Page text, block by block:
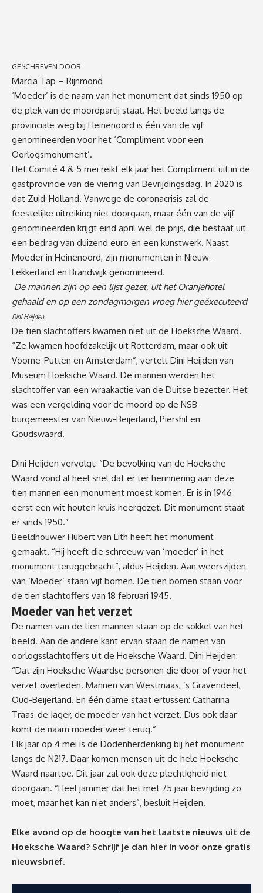
GESCHREVEN DOOR
Marcia Tap – Rijnmond
‘Moeder’ is de naam van het monument dat sinds 1950 op
de plek van de moordpartij staat. Het beeld langs de
provinciale weg bij Heinenoord is één van de vijf
genomineerden voor het ‘Compliment voor een
Oorlogsmonument’.
Het Comité 4 & 5 mei reikt elk jaar het Compliment uit in de
gastprovincie van de viering van Bevrijdingsdag. In 2020 is
dat Zuid-Holland. Vanwege de coronacrisis zal de
feestelijke uitreiking niet doorgaan, maar één van de vijf
genomineerden krijgt eind april wel de prijs, die bestaat uit
een bedrag van duizend euro en een kunstwerk. Naast
Moeder in Heinenoord, zijn monumenten in Nieuw-
Lekkerland en Brandwijk genomineerd.
De mannen zijn op een lijst gezet, uit het Oranjehotel
gehaald en op een zondagmorgen vroeg hier geëxecuteerd
Dini Heijden
De tien slachtoffers kwamen niet uit de Hoeksche Waard.
“Ze kwamen hoofdzakelijk uit Rotterdam, maar ook uit
Voorne-Putten en Amsterdam”, vertelt Dini Heijden van
Museum Hoeksche Waard. De mannen werden het
slachtoffer van een wraakactie van de Duitse bezetter. Het
was een vergelding voor de moord op de NSB-
burgemeester van Nieuw-Beijerland, Piershil en
Goudswaard.
Dini Heijden vervolgt: “De bevolking van de Hoeksche
Waard vond al heel snel dat er ter herinnering aan deze
tien mannen een monument moest komen. Er is in 1946
eerst een wit houten kruis neergezet. Dit monument staat
er sinds 1950.”
Beeldhouwer Hubert van Lith heeft het monument
gemaakt. “Hij heeft die schreeuw van ‘moeder’ in het
monument teruggebracht”, aldus Heijden. Aan weerszijden
van ‘Moeder’ staan vijf bomen. De tien bomen staan voor
de tien slachtoffers van 18 februari 1945.
Moeder van het verzet
De namen van de tien mannen staan op de sokkel van het
beeld. Aan de andere kant ervan staan de namen van
oorlogsslachtoffers uit de Hoeksche Waard. Dini Heijden:
“Dat zijn Hoeksche Waardse personen die door of voor het
verzet overleden. Mannen van Westmaas, ’s Gravendeel,
Oud-Beijerland. En één dame staat ertussen: Catharina
Traas-de Jager, de moeder van het verzet. Dus ook daar
komt de naam moeder weer terug.”
Elk jaar op 4 mei is de Dodenherdenking bij het monument
langs de N217. Daar komen mensen uit de hele Hoeksche
Waard naartoe. Dit jaar zal ook deze plechtigheid niet
doorgaan. “Heel jammer dat het met 75 jaar bevrijding zo
moet, maar het kan niet anders”, besluit Heijden.
Elke avond op de hoogte van het laatste nieuws uit de
Hoeksche Waard? Schrijf je dan hier in voor onze gratis
nieuwsbrief.